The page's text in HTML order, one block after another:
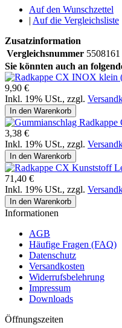
Auf den Wunschzettel
| Auf die Vergleichsliste
Zusatzinformation
Vergleichsnummer 5508161
Sie könnten auch an
9,90 €
Inkl. 19% USt., zzgl.
In den Warenkorb
3,38 €
Inkl. 19% USt., zzgl.
In den Warenkorb
71,40 €
Inkl. 19% USt., zzgl.
In den Warenkorb
Informationen
AGB
Häufige Fragen (FAQ)
Datenschutz
Versandkosten
Widerrufsbelehrung
Impressum
Downloads
Öffnungszeiten